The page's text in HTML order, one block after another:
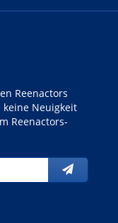
Reenactors
Neuigkeit
Reenactors-